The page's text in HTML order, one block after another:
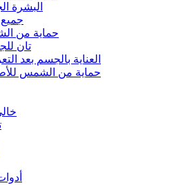
البشرة
جميع
حماية من
تان
العناية بالجسم بعد
حماية من الشمس